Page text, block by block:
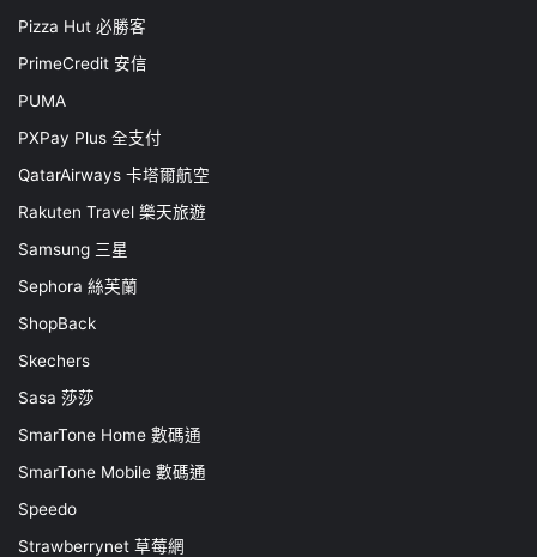
Pizza Hut 必勝客
PrimeCredit 安信
PUMA
PXPay Plus 全支付
QatarAirways 卡塔爾航空
Rakuten Travel 樂天旅遊
Samsung 三星
Sephora 絲芙蘭
ShopBack
Skechers
Sasa 莎莎
SmarTone Home 數碼通
SmarTone Mobile 數碼通
Speedo
Strawberrynet 草莓網